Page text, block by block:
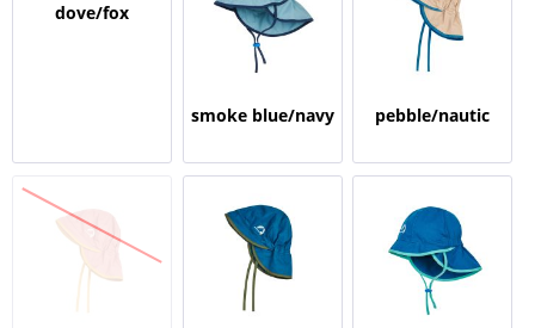
dove/fox
smoke blue/navy pebble/nautic